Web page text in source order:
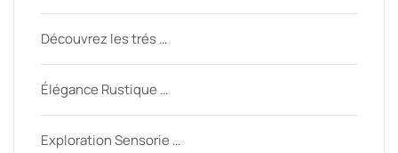
Découvrez les trés …
Élégance Rustique …
Exploration Sensorie …